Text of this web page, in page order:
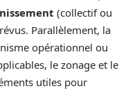
(collectif ou
Parallèlement, la
opérationnel ou
le zonage et le
utiles pour